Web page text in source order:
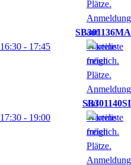
SB301136MA
16:30 - 17:45
SB301140SI
17:30 - 19:00